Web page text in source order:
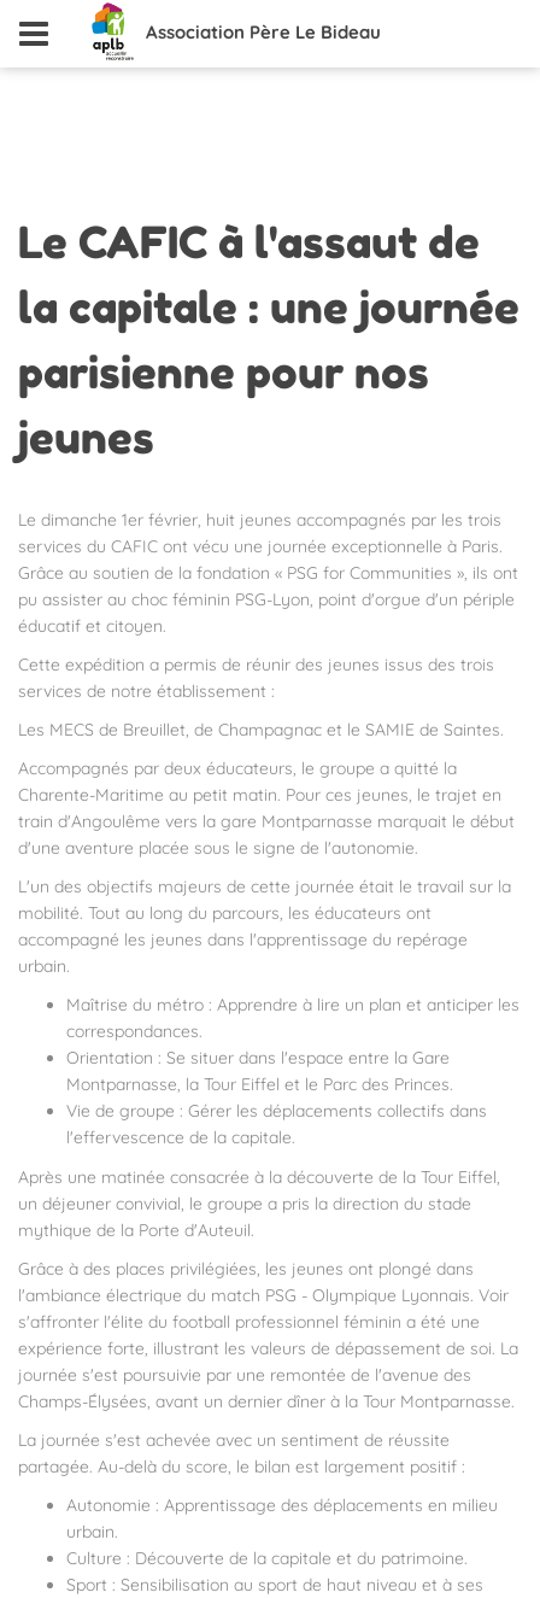
Association Père Le Bideau
Le CAFIC à l'assaut de
la capitale : une journée
parisienne pour nos
jeunes
Le dimanche 1er février, huit jeunes accompagnés par les trois
services du CAFIC ont vécu une journée exceptionnelle à Paris.
Grâce au soutien de la fondation « PSG for Communities », ils ont
pu assister au choc féminin PSG-Lyon, point d'orgue d'un périple
éducatif et citoyen.
Cette expédition a permis de réunir des jeunes issus des trois
services de notre établissement :
Les MECS de Breuillet, de Champagnac et le SAMIE de Saintes.
Accompagnés par deux éducateurs, le groupe a quitté la
Charente-Maritime au petit matin. Pour ces jeunes, le trajet en
train d'Angoulême vers la gare Montparnasse marquait le début
d'une aventure placée sous le signe de l'autonomie.
L'un des objectifs majeurs de cette journée était le travail sur la
mobilité. Tout au long du parcours, les éducateurs ont
accompagné les jeunes dans l'apprentissage du repérage
urbain.
Maîtrise du métro : Apprendre à lire un plan et anticiper les
correspondances.
Orientation : Se situer dans l'espace entre la Gare
Montparnasse, la Tour Eiffel et le Parc des Princes.
Vie de groupe : Gérer les déplacements collectifs dans
l'effervescence de la capitale.
Après une matinée consacrée à la découverte de la Tour Eiffel,
un déjeuner convivial, le groupe a pris la direction du stade
mythique de la Porte d'Auteuil.
Grâce à des places privilégiées, les jeunes ont plongé dans
l'ambiance électrique du match PSG - Olympique Lyonnais. Voir
s'affronter l'élite du football professionnel féminin a été une
expérience forte, illustrant les valeurs de dépassement de soi. La
journée s'est poursuivie par une remontée de l'avenue des
Champs-Élysées, avant un dernier dîner à la Tour Montparnasse.
La journée s'est achevée avec un sentiment de réussite
partagée. Au-delà du score, le bilan est largement positif :
Autonomie : Apprentissage des déplacements en milieu
urbain.
Culture : Découverte de la capitale et du patrimoine.
Sport : Sensibilisation au sport de haut niveau et à ses